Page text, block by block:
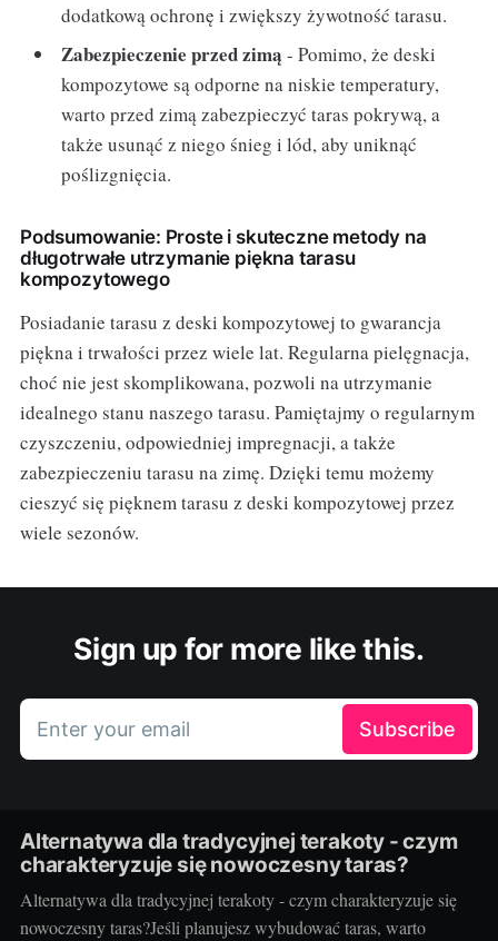
dodatkową ochronę i zwiększy żywotność tarasu.
Zabezpieczenie przed zimą - Pomimo, że deski
kompozytowe są odporne na niskie temperatury,
warto przed zimą zabezpieczyć taras pokrywą, a
także usunąć z niego śnieg i lód, aby uniknąć
poślizgnięcia.
Podsumowanie: Proste i skuteczne metody na
długotrwałe utrzymanie piękna tarasu
kompozytowego
Posiadanie tarasu z deski kompozytowej to gwarancja
piękna i trwałości przez wiele lat. Regularna pielęgnacja,
choć nie jest skomplikowana, pozwoli na utrzymanie
idealnego stanu naszego tarasu. Pamiętajmy o regularnym
czyszczeniu, odpowiedniej impregnacji, a także
zabezpieczeniu tarasu na zimę. Dzięki temu możemy
cieszyć się pięknem tarasu z deski kompozytowej przez
wiele sezonów.
Sign up for more like this.
Enter your email Subscribe
Alternatywa dla tradycyjnej terakoty - czym
charakteryzuje się nowoczesny taras?
Alternatywa dla tradycyjnej terakoty - czym charakteryzuje się
nowoczesny taras?Jeśli planujesz wybudować taras, warto